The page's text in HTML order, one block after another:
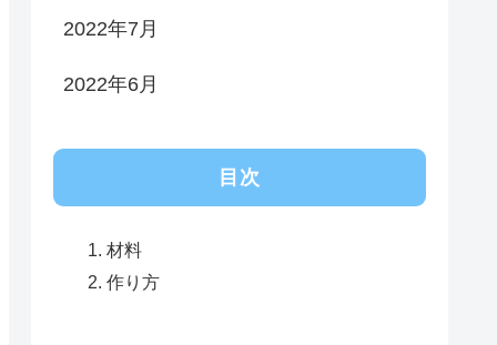
2022年7月
2022年6月
目次
材料
作り方